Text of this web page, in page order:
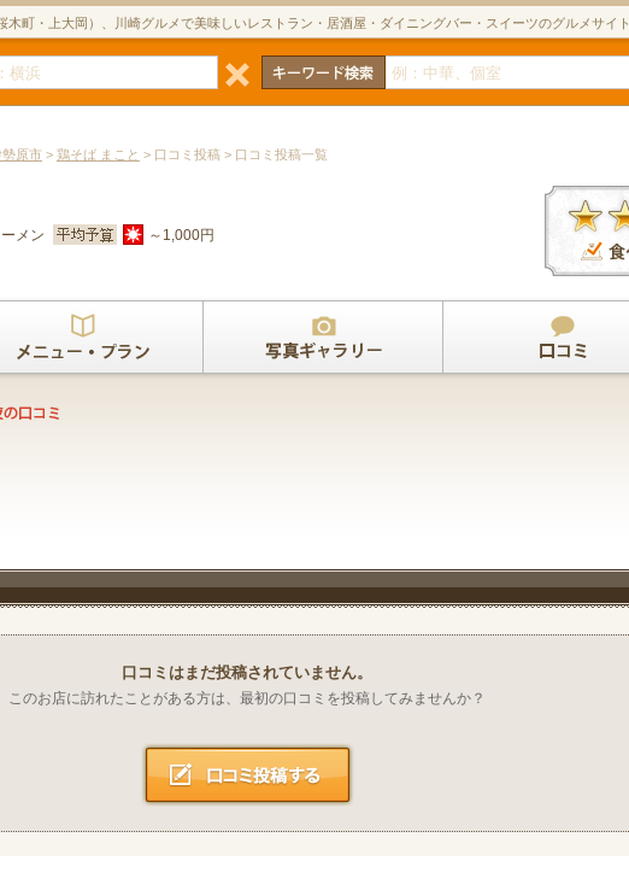
木町・上大岡）、川崎グルメで美味しいレストラン・居酒屋・ダイニングバー・スイーツのグルメサイト
勢原市 > 鶏そば まこと > 口コミ投稿 > 口コミ投稿一覧
メン ～1,000円
口コミはまだ投稿されていません。
このお店に訪れたことがある方は、最初の口コミを投稿してみませんか？